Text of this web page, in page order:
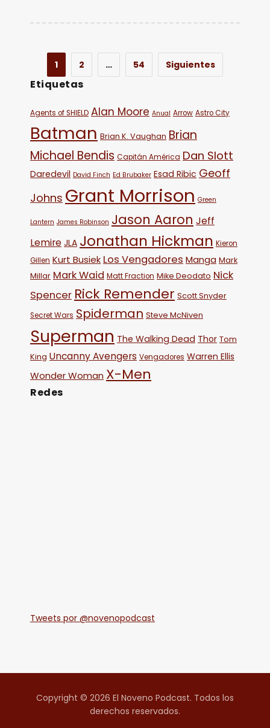
1 2 … 54 Siguientes
Etiquetas
Agents of SHIELD Alan Moore Anual Arrow Astro City
Batman Brian K. Vaughan Brian
Michael Bendis Capitán América Dan Slott
Daredevil David Finch Ed Brubaker Esad Ribic Geoff
Johns Grant Morrison Green
Lantern James Robinson Jason Aaron Jeff
Lemire JLA Jonathan Hickman Kieron
Gillen Kurt Busiek Los Vengadores Manga Mark
Millar Mark Waid Matt Fraction Mike Deodato Nick
Spencer Rick Remender Scott Snyder
Secret Wars Spiderman Steve McNiven
Superman The Walking Dead Thor Tom
King Uncanny Avengers Vengadores Warren Ellis
Wonder Woman X-Men
Redes
Tweets por @novenopodcast
Copyright © 2026 El Noveno Podcast. Todos los
derechos reservados.